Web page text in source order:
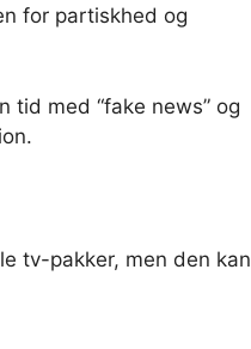
for partiskhed og
med “fake news” og
tv-pakker, men den kan